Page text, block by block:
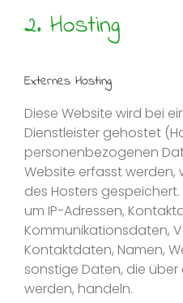
2. Hosting
Externes Hosting
Diese Website wird bei
Dienstleister gehostet
personenbezogenen
Website erfasst werden,
des Hosters gespeichert.
um IP-Adressen,
Kommunikationsdaten,
Kontaktdaten, Namen,
sonstige Daten, die
werden, handeln.